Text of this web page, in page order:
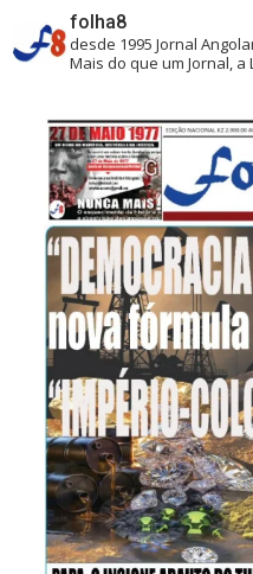
folha8
desde 1995 Jornal
Mais do que um Jornal, a